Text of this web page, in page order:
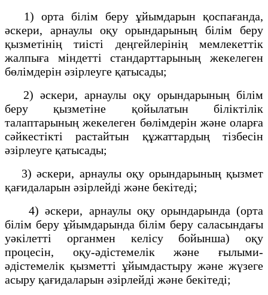
1) орта білім беру ұйымдарын қоспағанда,
әскери, арнаулы оқу орындарының білім беру
қызметінің тиісті деңгейлерінің мемлекеттік
жалпыға міндетті стандарттарының жекелеген
бөлімдерін әзірлеуге қатысады;
2) әскери, арнаулы оқу орындарының білім
беру қызметіне қойылатын біліктілік
талаптарының жекелеген бөлімдерін және оларға
сәйкестікті растайтын құжаттардың тізбесін
әзірлеуге қатысады;
3) әскери, арнаулы оқу орындарының қызмет
қағидаларын әзірлейді және бекітеді;
4) әскери, арнаулы оқу орындарында (орта
білім беру ұйымдарында білім беру саласындағы
уәкілетті органмен келісу бойынша) оқу
процесін, оқу-әдістемелік және ғылыми-
әдістемелік қызметті ұйымдастыру және жүзеге
асыру қағидаларын әзірлейді және бекітеді;